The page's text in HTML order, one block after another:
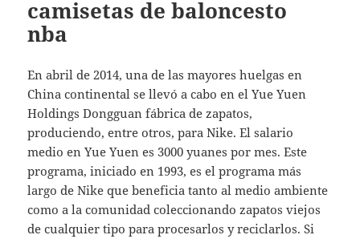
camisetas de baloncesto
nba
En abril de 2014, una de las mayores huelgas en
China continental se llevó a cabo en el Yue Yuen
Holdings Dongguan fábrica de zapatos,
produciendo, entre otros, para Nike. El salario
medio en Yue Yuen es 3000 yuanes por mes. Este
programa, iniciado en 1993, es el programa más
largo de Nike que beneficia tanto al medio ambiente
como a la comunidad coleccionando zapatos viejos
de cualquier tipo para procesarlos y reciclarlos. Si